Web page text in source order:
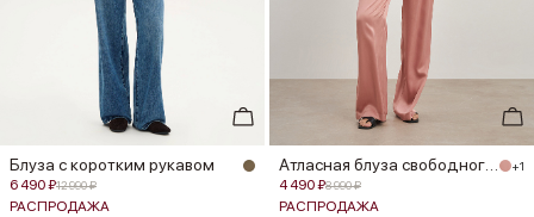
Блуза с коротким рукавом
6 490 ₽12 990 ₽
РАСПРОДАЖА
+1
4 490 ₽8 990 ₽
РАСПРОДАЖА